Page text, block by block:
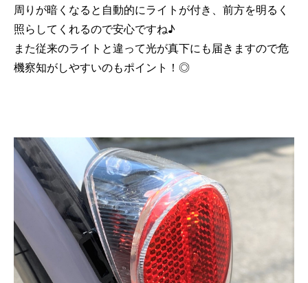
周りが暗くなると自動的にライトが付き、前方を明るく
照らしてくれるので安心ですね♪
また従来のライトと違って光が真下にも届きますので危
機察知がしやすいのもポイント！◎